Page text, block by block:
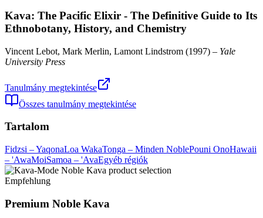
Kava: The Pacific Elixir - The Definitive Guide to Its
Ethnobotany, History, and Chemistry
Vincent Lebot, Mark Merlin, Lamont Lindstrom (1997) – Yale
University Press
Tanulmány megtekintése
Összes tanulmány megtekintése
Tartalom
Fidzsi – YaqonaLoa WakaTonga – Minden NoblePouni OnoHawaii
– 'AwaMoiSamoa – 'AvaEgyéb régiók
Empfehlung
Premium Noble Kava